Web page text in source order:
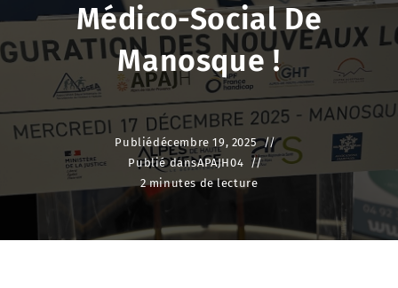
Médico-Social De
Manosque !
Publiédécembre 19, 2025
Publié dansAPAJH04
2 minutes de lecture